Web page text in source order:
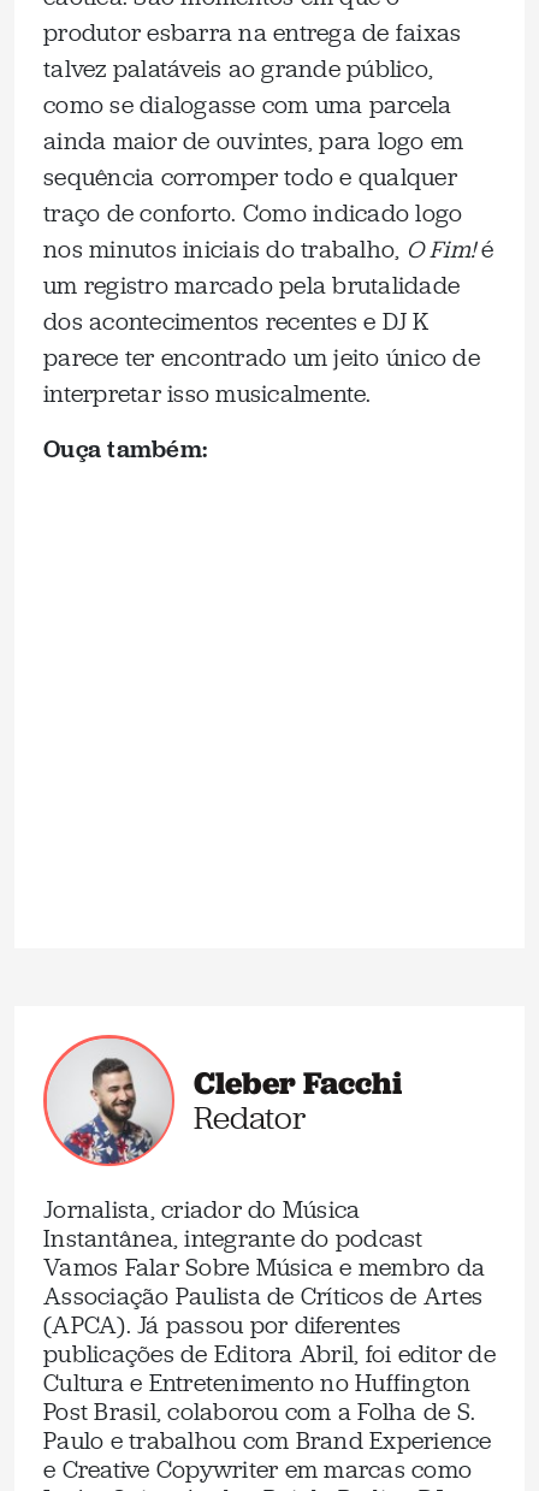
produtor esbarra na entrega de faixas
talvez palatáveis ao grande público,
como se dialogasse com uma parcela
ainda maior de ouvintes, para logo em
sequência corromper todo e qualquer
traço de conforto. Como indicado logo
nos minutos iniciais do trabalho, O Fim!é
um registro marcado pela brutalidade
dos acontecimentos recentes e DJ K
parece ter encontrado um jeito único de
interpretar isso musicalmente.
Ouça também:
Cleber Facchi
Redator
Jornalista, criador do Música
Instantânea, integrante do podcast
Vamos Falar Sobre Música e membro da
Associação Paulista de Críticos de Artes
(APCA). Já passou por diferentes
publicações de Editora Abril, foi editor de
Cultura e Entretenimento no Huffington
Post Brasil, colaborou com a Folha de S.
Paulo e trabalhou com Brand Experience
e Creative Copywriter em marcas como